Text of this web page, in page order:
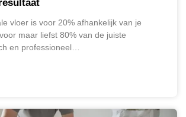
vloer is voor 20% afhankelijk van je
maar liefst 80% van de juiste
en professioneel…